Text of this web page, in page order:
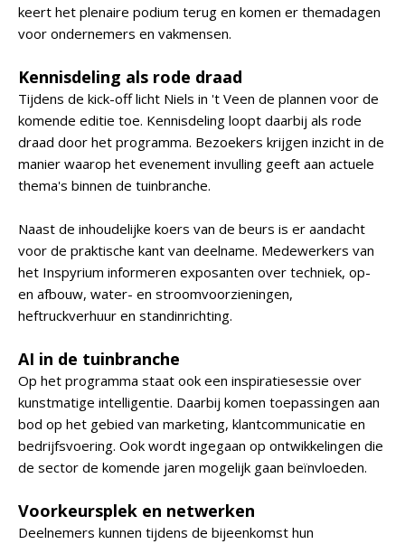
keert het plenaire podium terug en komen er themadagen
voor ondernemers en vakmensen.
Kennisdeling als rode draad
Tijdens de kick-off licht Niels in 't Veen de plannen voor de
komende editie toe. Kennisdeling loopt daarbij als rode
draad door het programma. Bezoekers krijgen inzicht in de
manier waarop het evenement invulling geeft aan actuele
thema's binnen de tuinbranche.
Naast de inhoudelijke koers van de beurs is er aandacht
voor de praktische kant van deelname. Medewerkers van
het Inspyrium informeren exposanten over techniek, op-
en afbouw, water- en stroomvoorzieningen,
heftruckverhuur en standinrichting.
AI in de tuinbranche
Op het programma staat ook een inspiratiesessie over
kunstmatige intelligentie. Daarbij komen toepassingen aan
bod op het gebied van marketing, klantcommunicatie en
bedrijfsvoering. Ook wordt ingegaan op ontwikkelingen die
de sector de komende jaren mogelijk gaan beïnvloeden.
Voorkeursplek en netwerken
Deelnemers kunnen tijdens de bijeenkomst hun